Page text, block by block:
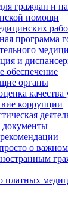
граждан и
помощи
программа
и
обеспечение
органы
качества
коррупции
о важном